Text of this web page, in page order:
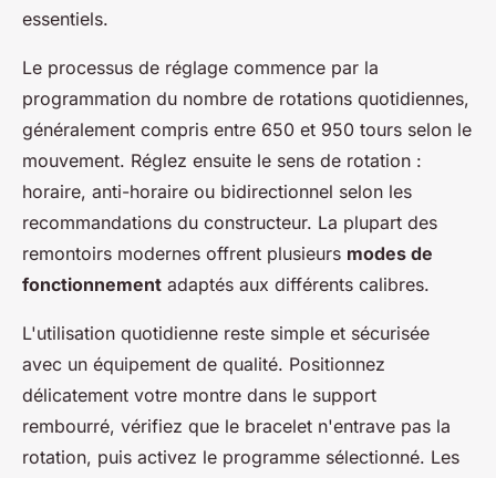
essentiels.
Le processus de réglage commence par la
programmation du nombre de rotations quotidiennes,
généralement compris entre 650 et 950 tours selon le
mouvement. Réglez ensuite le sens de rotation :
horaire, anti-horaire ou bidirectionnel selon les
recommandations du constructeur. La plupart des
remontoirs modernes offrent plusieurs modes de
fonctionnement adaptés aux différents calibres.
L'utilisation quotidienne reste simple et sécurisée
avec un équipement de qualité. Positionnez
délicatement votre montre dans le support
rembourré, vérifiez que le bracelet n'entrave pas la
rotation, puis activez le programme sélectionné. Les